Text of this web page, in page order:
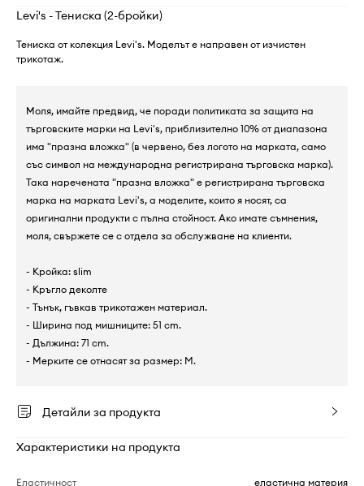
Levi's - Тениска (2-бройки)
Тениска от колекция Levi's. Моделът е направен от изчистен
трикотаж.
Моля, имайте предвид, че поради политиката за защита на
търговските марки на Levi's, приблизително 10% от диапазона
има "празна вложка" (в червено, без логото на марката, само
със символ на международна регистрирана търговска марка).
Така наречената "празна вложка" е регистрирана търговска
марка на марката Levi's, а моделите, които я носят, са
оригинални продукти с пълна стойност. Ако имате съмнения,
моля, свържете се с отдела за обслужване на клиенти.
- Кройка: slim
- Кръгло деколте
- Тънък, гъвкав трикотажен материал.
- Ширина под мишниците: 51 cm.
- Дължина: 71 cm.
- Мерките се отнасят за размер: M.
Детайли за продукта
Характеристики на продукта
Еластичност еластична материя